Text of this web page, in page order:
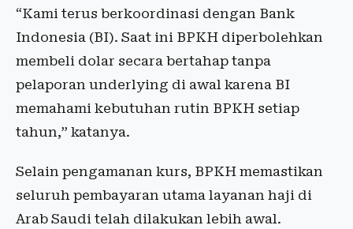
“Kami terus berkoordinasi dengan Bank
Indonesia (BI). Saat ini BPKH diperbolehkan
membeli dolar secara bertahap tanpa
pelaporan underlying di awal karena BI
memahami kebutuhan rutin BPKH setiap
tahun,” katanya.
Selain pengamanan kurs, BPKH memastikan
seluruh pembayaran utama layanan haji di
Arab Saudi telah dilakukan lebih awal.